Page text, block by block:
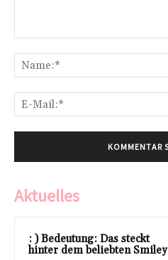
Aktuelles
: ) Bedeutung: Das steckt
hinter dem beliebten Smiley